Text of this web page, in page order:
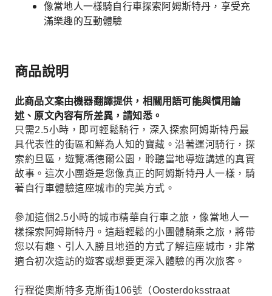
像當地人一樣騎自行車探索阿姆斯特丹，享受充
滿樂趣的互動體驗
商品說明
此商品文案由機器翻譯提供，相關用語可能與慣用論
述、原文內容有所差異，請知悉。
只需2.5小時，即可輕鬆騎行，深入探索阿姆斯特丹最
具代表性的街區和鮮為人知的寶藏。沿著運河騎行，探
索約旦區，遊覽馮德爾公園，聆聽當地導遊講述的真實
故事。這次小團遊是您像真正的阿姆斯特丹人一樣，騎
著自行車體驗這座城市的完美方式。
參加這個2.5小時的城市精華自行車之旅，像當地人一
樣探索阿姆斯特丹。這趟輕鬆的小團體騎乘之旅，將帶
您以有趣、引人入勝且地道的方式了解這座城市，非常
適合初次造訪的遊客或想要更深入體驗的再次旅客。
行程從奧斯特多克斯街106號（Oosterdoksstraat